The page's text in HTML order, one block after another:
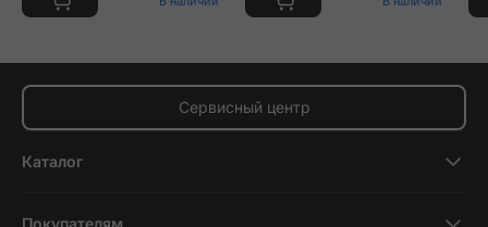
Сервисный центр
Каталог
Покупателям